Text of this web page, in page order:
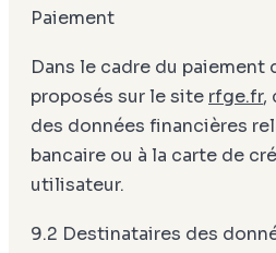
Paiement
Dans le cadre du paiement
proposés sur le site rfge.fr,
des données financières
bancaire ou à la carte de
utilisateur.
9.2 Destinataires des